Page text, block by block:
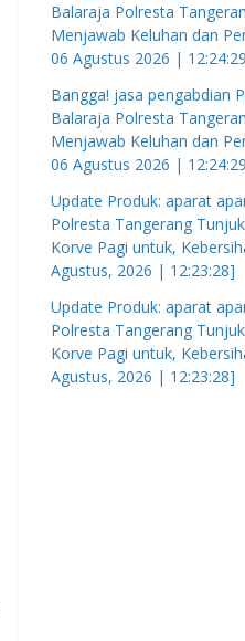
Balaraja Polresta
Menjawab Keluhan dan
06 Agustus 2026 |
Bangga! jasa pengabdian
Balaraja Polresta
Menjawab Keluhan dan
06 Agustus 2026 |
Update Produk: aparat
Polresta Tangerang
Korve Pagi untuk,
Agustus, 2026 | 12:23:28]
Update Produk: aparat
Polresta Tangerang
Korve Pagi untuk,
Agustus, 2026 | 12:23:28]